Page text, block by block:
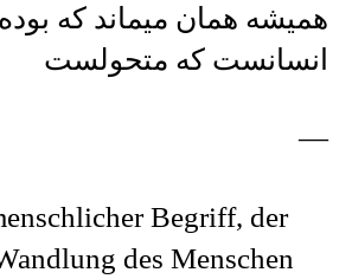
همیشه همان میماند که
انسانست که متحولست
—
Begriff, der
des Menschen